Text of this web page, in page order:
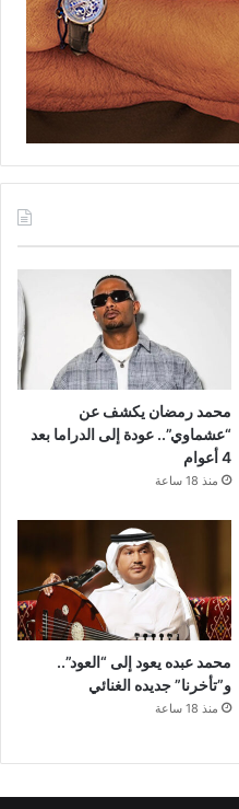
محمد رمضان يكشف عن
“عشماوي”.. عودة إلى الدراما بعد
4 أعوام
منذ 18 ساعة
محمد عبده يعود إلى “العود”..
و”تأخرنا” جديده الغنائي
منذ 18 ساعة